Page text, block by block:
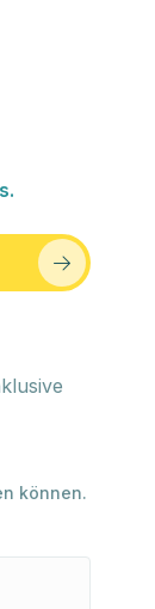
können.